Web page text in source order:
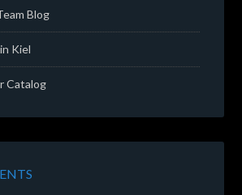
Blog
Kiel
Catalog